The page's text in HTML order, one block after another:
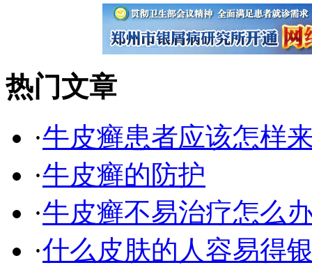
热门文章
·牛皮癣患者应该怎样
·牛皮癣的防护
·牛皮癣不易治疗怎么
·什么皮肤的人容易得